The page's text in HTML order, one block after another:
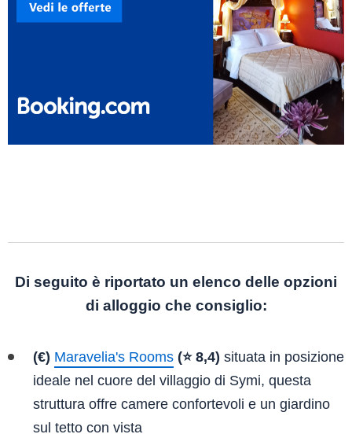
Di seguito è riportato un elenco delle opzioni
di alloggio che consiglio:
(€) Maravelia's Rooms (⭐ 8,4) situata in posizione
ideale nel cuore del villaggio di Symi, questa
struttura offre camere confortevoli e un giardino
sul tetto con vista